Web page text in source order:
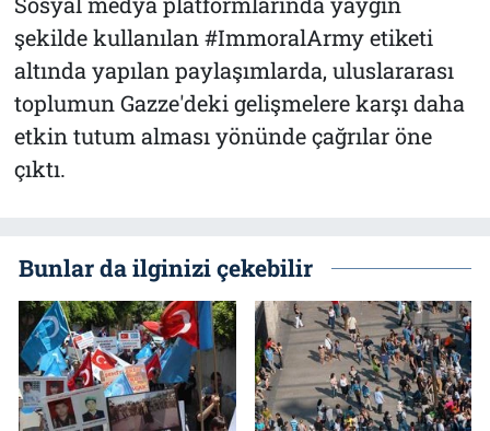
şekilde kullanılan #ImmoralArmy etiketi
altında yapılan paylaşımlarda, uluslararası
toplumun Gazze'deki gelişmelere karşı daha
etkin tutum alması yönünde çağrılar öne
çıktı.
Bunlar da ilginizi çekebilir